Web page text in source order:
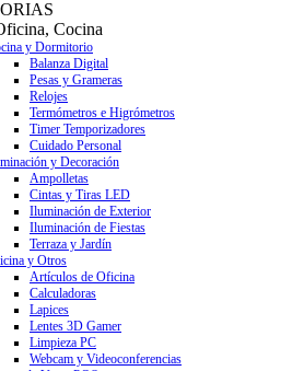
Cocina
y Dormitorio
Balanza Digital
Pesas y Grameras
Relojes
Termómetros e Higrómetros
Timer Temporizadores
Cuidado Personal
y Decoración
Ampolletas
Cintas y Tiras LED
Iluminación de Exterior
Iluminación de Fiestas
Terraza y Jardín
y Otros
Artículos de Oficina
Calculadoras
Lapices
Lentes 3D Gamer
Limpieza PC
Webcam y Videoconferencias